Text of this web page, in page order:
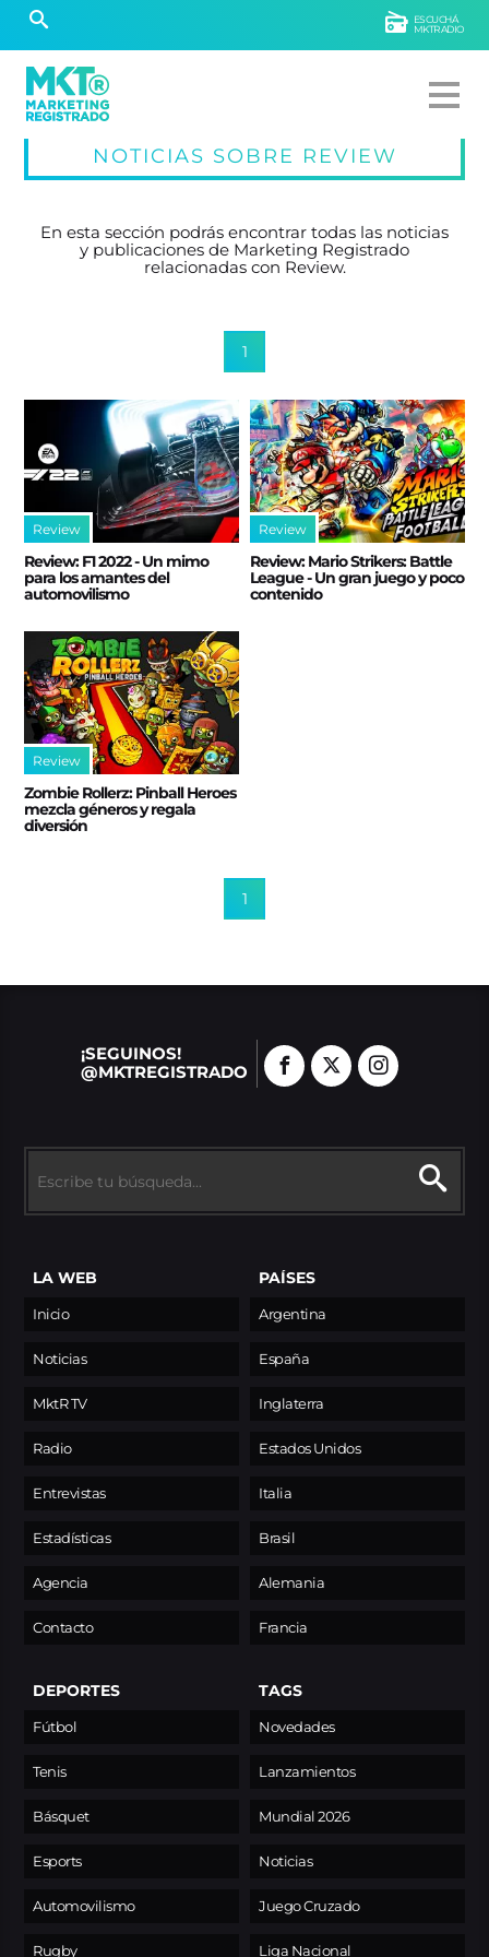
ESCUCHÁ
MKTRADIO
NOTICIAS SOBRE REVIEW
En esta sección podrás encontrar todas las noticias
y publicaciones de Marketing Registrado
relacionadas con Review.
1
Review
Review: F1 2022 - Un mimo
para los amantes del
automovilismo
Review
Review: Mario Strikers: Battle
League - Un gran juego y poco
contenido
Review
Zombie Rollerz: Pinball Heroes
mezcla géneros y regala
diversión
1
¡SEGUINOS!
@MKTREGISTRADO
LA WEB
Inicio
Noticias
MktR TV
Radio
Entrevistas
Estadísticas
Agencia
Contacto
PAÍSES
Argentina
España
Inglaterra
Estados Unidos
Italia
Brasil
Alemania
Francia
DEPORTES
Fútbol
Tenis
Básquet
Esports
Automovilismo
Rugby
TAGS
Novedades
Lanzamientos
Mundial 2026
Noticias
Juego Cruzado
Liga Nacional